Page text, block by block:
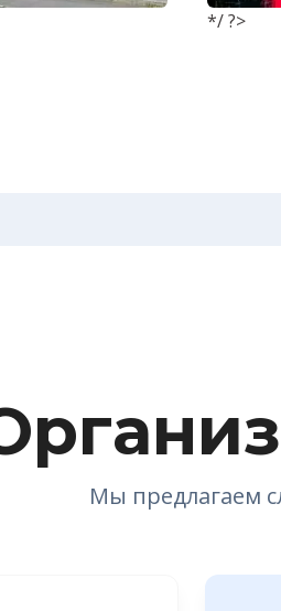
*/ ?>
Мы предлагаем